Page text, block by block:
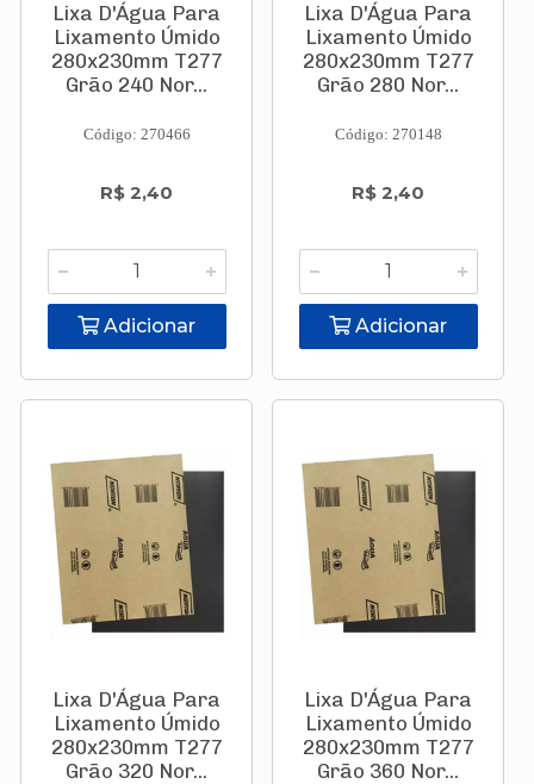
Lixa D'Água Para
Lixamento Úmido
280x230mm T277
Grão 240 Nor...
Código: 270466
R$ 2,40
Adicionar
Lixa D'Água Para
Lixamento Úmido
280x230mm T277
Grão 280 Nor...
Código: 270148
R$ 2,40
Adicionar
Lixa D'Água Para
Lixamento Úmido
280x230mm T277
Grão 320 Nor...
Lixa D'Água Para
Lixamento Úmido
280x230mm T277
Grão 360 Nor...